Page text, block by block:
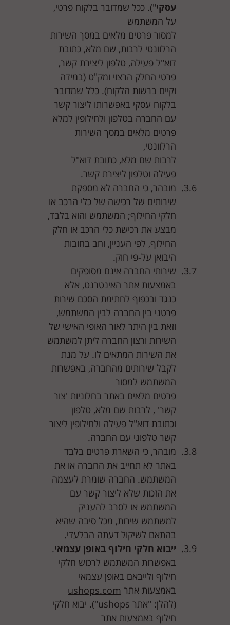
עסקי"). ככל שמדובר בלקוח פרטי,
על המשתמש
למסור פרטים מלאים במסך השירות
הרלוונטי לרבות, שם מלא, כתובת
דוא"ל פעילה, טלפון ליצירת קשר,
פרטי החלק הרצוי ומק"ט (במידה
וקיים ברשות הלקוח). כלל שמדובר
בלקוח עסקי באפשרותו ליצור קשר
עם החברה בטלפון ולחילופין למלא
פרטים מלאים במסך השירות
הרלוונטי,
לרבות שם מלא, כתובת דוא"ל
פעילה וטלפון ליצירת קשר.
מובהר, כי החברה לא מספקת
שירותים של רכישה של כלי הרכב או
חלקי החילוף; המשתמש והוא בלבד,
מבצע את רכישת כלי הרכב או חלק
החילוף, לפי העניין, וחב בחובות
היבואן על-פי חוק.
שירותי החברה אינם מסופקים
באמצעות אתר האינטרנט, אלא
כנגד ובכפוף לחתימת הסכם שירות
פרטני בין החברה לבין המשתמש,
וזאת בין היתר לאור האופי האישי של
השירות ורצון החברה ליתן למשתמש
את השירות המתאים לו. על מנת
לקבל שירותים מהחברה, באפשרות
המשתמש למסור
פרטים מלאים באתר בחלוניות 'צור
קשר' , לרבות שם מלא, טלפון
וכתובת דוא"ל פעילה ולחילופין ליצור
קשר טלפוני עם החברה.
מובהר, כי השארת פרטים בלבד
באתר לא תחייב את החברה או את
המשתמש. החברה שומרת לעצמה
את הזכות שלא ליצור קשר עם
המשתמש או לסרב להעניק
למשתמש שירות, מכל סיבה שהיא
בהתאם לשיקול דעתה הבלעדי.
ייבוא חלקי חילוף באופן עצמאי.
באפשרות המשתמש לרכוש חלקי
חילוף ולייבאם באופן עצמאי
באמצעות אתר ushops.com
(להלן: "אתר ushops"). יבוא חלקי
חילוף באמצעות אתר